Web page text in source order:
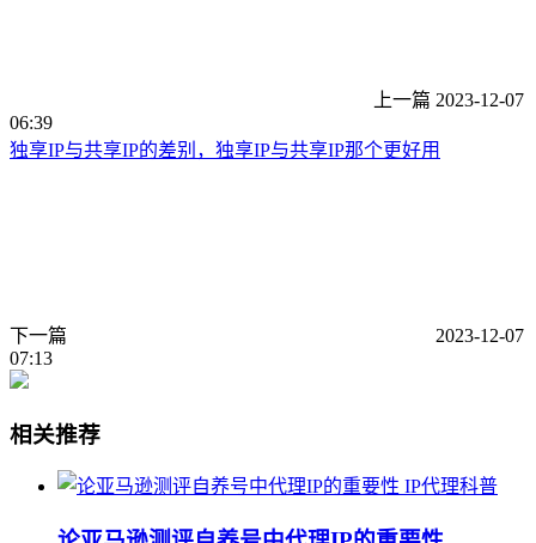
上一篇 2023-12-07
06:39
独享IP与共享IP的差别，独享IP与共享IP那个更好用
下一篇
2023-12-07
07:13
相关推荐
IP代理科普